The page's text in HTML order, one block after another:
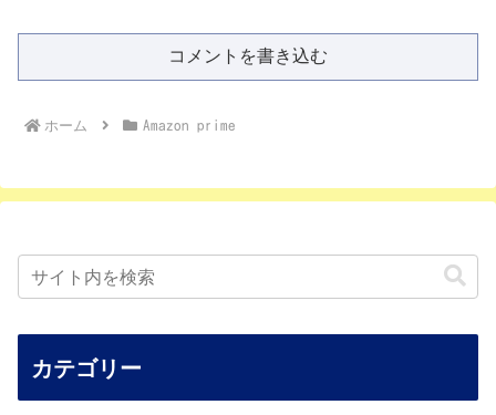
コメントを書き込む
ホーム Amazon prime
カテゴリー